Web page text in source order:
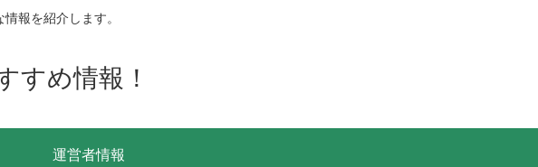
報を紹介します。
すめ情報！
運営者情報